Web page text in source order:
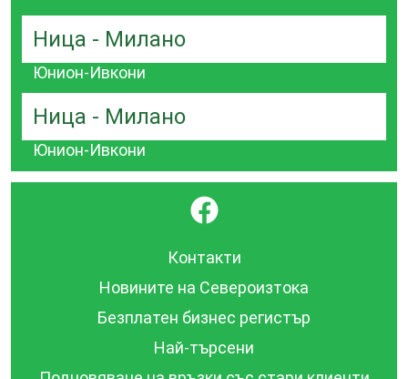
Ница - Милано
Юнион-Ивкони
Ница - Милано
Юнион-Ивкони
}
Контакти
Новините на Североизтока
Безплатен бизнес регистър
Най-търсени